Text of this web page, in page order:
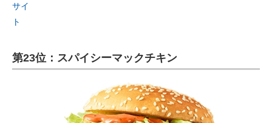
サイ
ト
第23位：スパイシーマックチキン